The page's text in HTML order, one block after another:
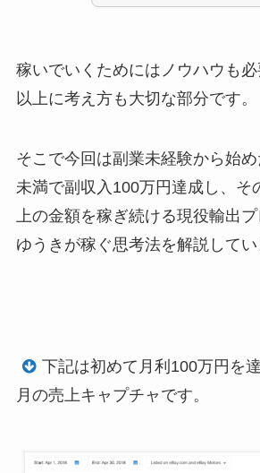
稼いでいくためにはノウハウも
以上に考え方も大切な部分です。
そこで今回は副業未経験から始
未満で副収入100万円達成し、そ
上の金額を稼ぎ続ける現役輸出
ゆうきが稼ぐ思考法を解説してい
下記は初めて月利100万円を
月の売上キャプチャです。